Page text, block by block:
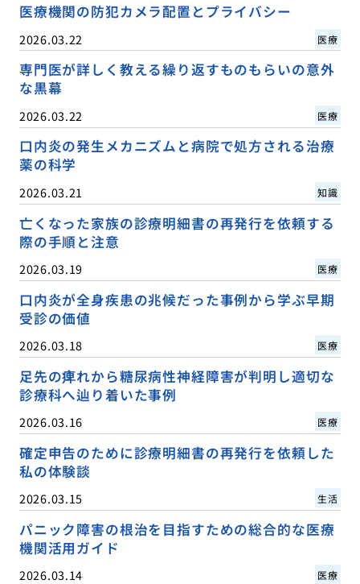
医療機関の防犯カメラ配置とプライバシー
2026.03.22 医療
専門医が詳しく教える繰り返すものもらいの意外
な黒幕
2026.03.22 医療
口内炎の発生メカニズムと病院で処方される治療
薬の科学
2026.03.21 知識
亡くなった家族の診療明細書の再発行を依頼する
際の手順と注意
2026.03.19 医療
口内炎が全身疾患の兆候だった事例から学ぶ早期
受診の価値
2026.03.18 医療
足先の痺れから糖尿病性神経障害が判明し適切な
診療科へ辿り着いた事例
2026.03.16 医療
確定申告のために診療明細書の再発行を依頼した
私の体験談
2026.03.15 生活
パニック障害の根治を目指すための総合的な医療
機関活用ガイド
2026.03.14 医療